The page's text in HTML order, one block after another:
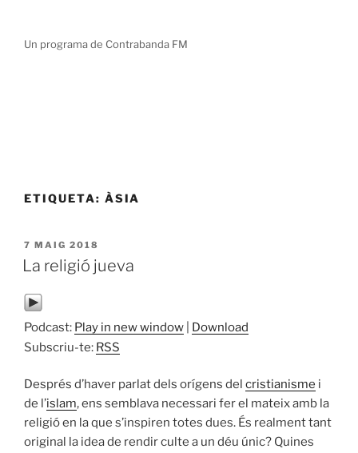
contingut
Un programa de Contrabanda FM
ETIQUETA: ÀSIA
PUBLICAT
A
7 MAIG 2018
La religió jueva
Podcast: Play in new window
Download
Subscriu-te: RSS
Després d’haver parlat dels orígens del cristianisme i
de l’islam, ens semblava necessari fer el mateix amb la
religió en la que s’inspiren totes dues. És realment tant
original la idea de rendir culte a un déu únic? Quines